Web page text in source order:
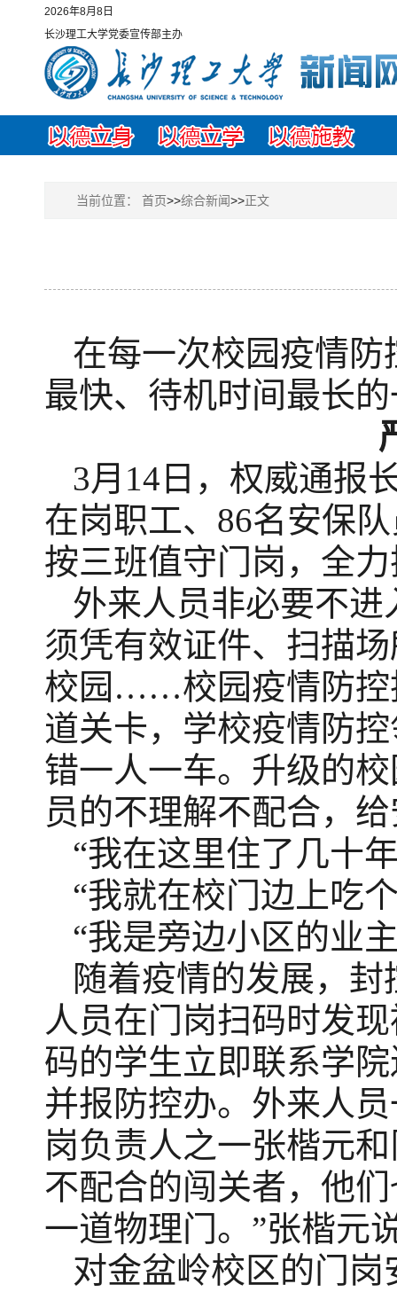
2026年8月8日
长沙理工大学党委宣传部主办
当前位置： 首页>>综合新闻>>正文
在每一次校园疫情
最快、待机时间最长
3月14日，权威通报
在岗职工、86名安保
按三班值守门岗，全
外来人员非必要不
须凭有效证件、扫描
校园……校园疫情防控
道关卡，学校疫情防
错一人一车。升级的
员的不理解不配合，
“我在这里住了几十
“我就在校门边上吃
“我是旁边小区的业
随着疫情的发展，
人员在门岗扫码时发
码的学生立即联系学
并报防控办。外来人
岗负责人之一张楷元
不配合的闯关者，他
一道物理门。”张楷元
对金盆岭校区的门